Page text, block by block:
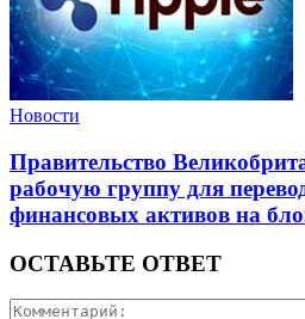
Новости
Правительство
рабочую группу для
финансовых активов на
ОСТАВЬТЕ ОТВЕТ